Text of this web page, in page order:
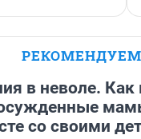
РЕКОМЕНДУЕМ
в неволе. Как
со своими